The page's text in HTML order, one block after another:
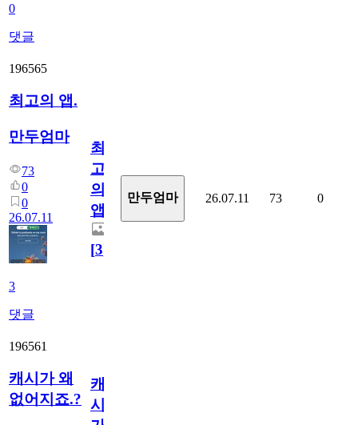
0
댓글
196565
최고의 앱.
만두엄마
73
0
0
26.07.11
3
댓글
최
고
의
앱.
[3]
만두엄마 26.07.11 73 0
196561
캐시가 왜
없어지죠.?
캐
시